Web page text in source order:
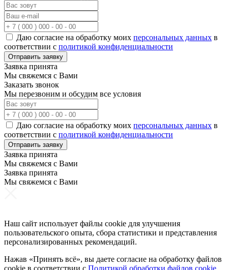
Даю согласие на обработку моих персональных данных в
соответствии с политикой конфиденциальности
Отправить заявку
Заявка принята
Мы свяжемся с Вами
Заказать звонок
Мы перезвоним и обсудим все условия
Даю согласие на обработку моих персональных данных в
соответствии с политикой конфиденциальности
Отправить заявку
Заявка принята
Мы свяжемся с Вами
Заявка принята
Мы свяжемся с Вами
Наш сайт использует файлы cookie для улучшения
пользовательского опыта, сбора статистики и представления
персонализированных рекомендаций.
Нажав «Принять всё», вы даете согласие на обработку файлов
cookie в соответствии с Политикой обработки файлов cookie